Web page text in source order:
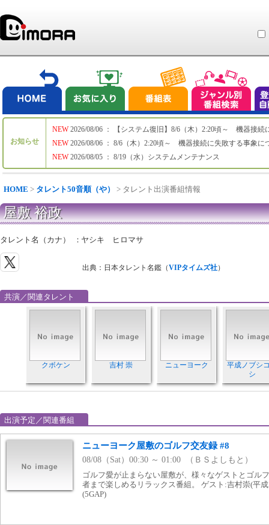
お知らせ
NEW
NEW
NEW
2026/08/06 ： 【システム復旧】8/6（木）2:20頃～ 機器接続
2026/08/06 ： 8/6（木）2:20頃～ 機器接続に失敗する事象に
2026/08/05 ： 8/19（水）システムメンテナンス
HOME > タレント50音順（や） > タレント出演番組情報
屋敷 裕政
タレント名（カナ） ： ヤシキ ヒロマサ
出典：日本タレント名鑑（VIPタイムズ社）
共演／関連タレント
クボケン 吉村 崇 ニューヨーク
平成ノブシ
シ
出演予定／関連番組
ニューヨーク屋敷のゴルフ交友録 #8
08/08（Sat）00:30 ～ 01:00 （ＢＳよしもと）
ゴルフ愛が止まらない屋敷が、様々なゲストとゴル
者まで楽しめるリラックス番組。 ゲスト:吉村崇(平
(5GAP)